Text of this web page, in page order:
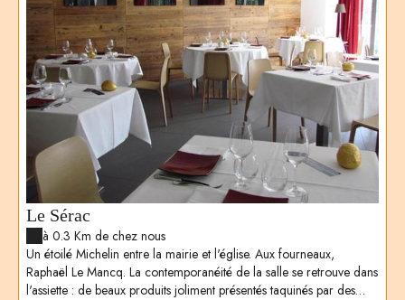
Le Sérac
à 0.3 Km de chez nous
Un étoilé Michelin entre la mairie et l'église. Aux fourneaux,
Raphaël Le Mancq. La contemporanéité de la salle se retrouve dans
l'assiette : de beaux produits joliment présentés taquinés par des